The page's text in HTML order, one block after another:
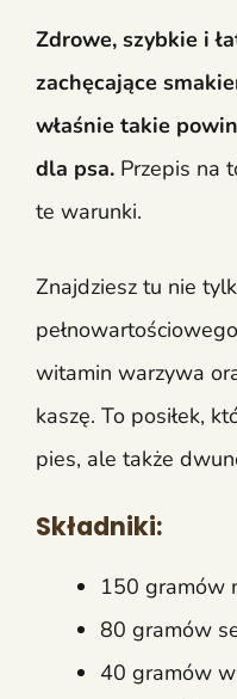
Zdrowe, szybkie i
zachęcające
właśnie takie
dla psa. Przepis na
te warunki.
Znajdziesz tu nie
witamin warzywa
kaszę. To posiłek,
pies, ale także
Składniki:
150 gramów
80 gramów
40 gramów